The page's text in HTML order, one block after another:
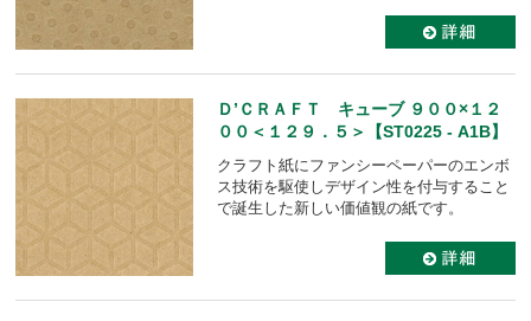
Ｄ’ＣＲＡＦＴ キューブ ９００×１２
００＜１２９．５＞【ST0225 - A1B】
クラフト紙にファンシーペーパーのエンボ
ス技術を駆使しデザイン性を付与すること
で誕生した新しい価値観の紙です。